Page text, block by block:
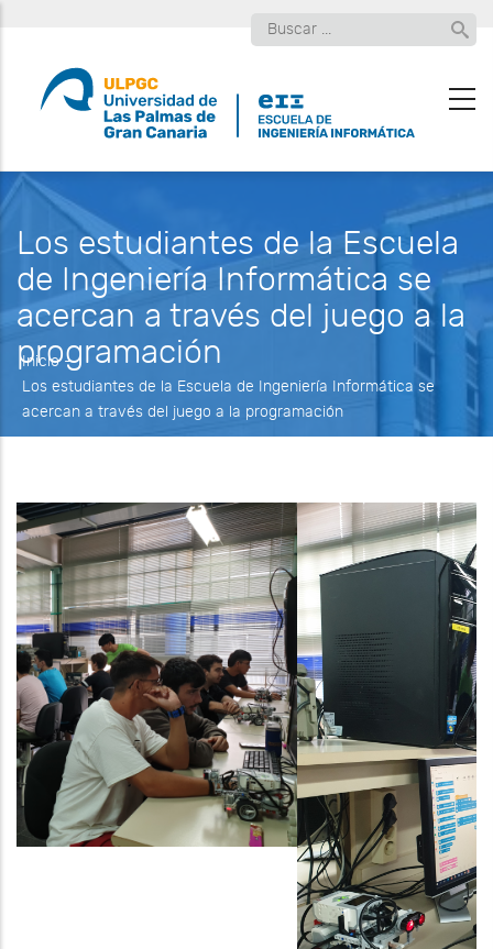
contenido
principal
Buscar
Inicio -
Los estudiantes de la Escuela de Ingeniería Informática se
acercan a través del juego a la programación
Los estudiantes de la Escuela
de Ingeniería Informática se
acercan a través del juego a la
programación